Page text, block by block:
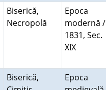
Biserică,
Necropolă
Epoca
modernă /
1831, Sec.
XIX
Biserică,
Epoca